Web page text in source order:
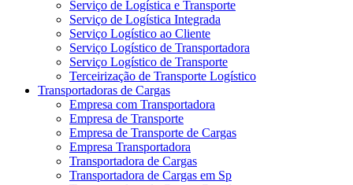
Serviço de Logística e Transporte
Serviço de Logística Integrada
Serviço Logístico ao Cliente
Serviço Logístico de Transportadora
Serviço Logístico de Transporte
Terceirização de Transporte Logístico
Transportadoras de Cargas
Empresa com Transportadora
Empresa de Transporte
Empresa de Transporte de Cargas
Empresa Transportadora
Transportadora de Cargas
Transportadora de Cargas em Sp